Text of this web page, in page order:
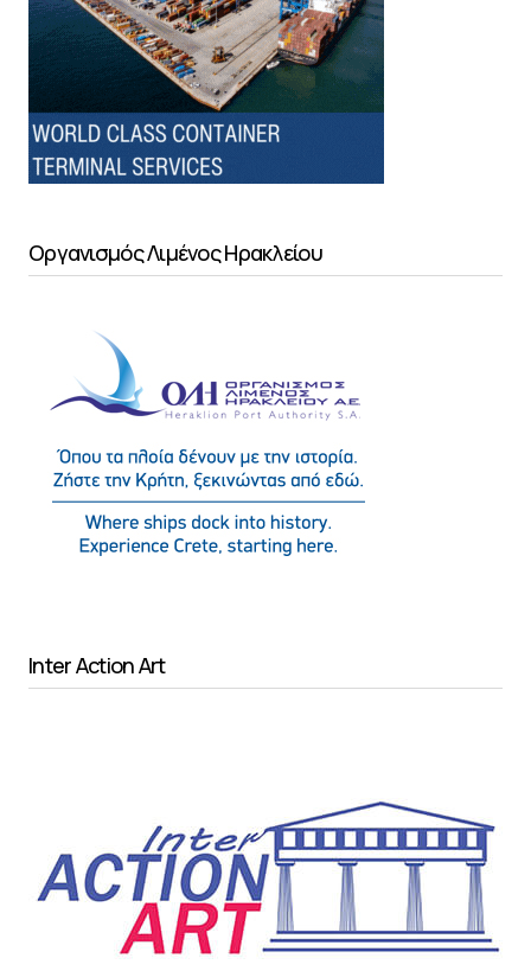
Οργανισμός Λιμένος Ηρακλείου
Inter Action Art